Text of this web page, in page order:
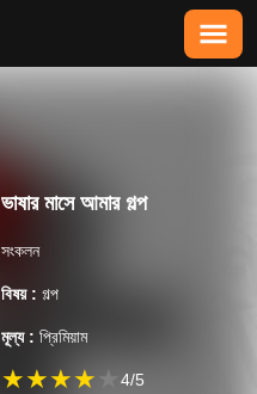
ভাষার মাসে আমার গল্প
সংকলন
বিষয় : গল্প
মূল্য : প্রিমিয়াম
★★★★ ★ 4/5